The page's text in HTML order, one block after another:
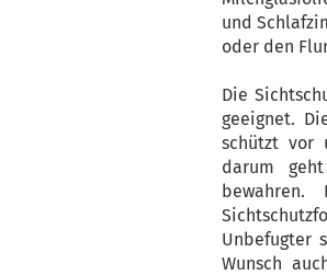
und
oder den
Die
geeignet.
schützt vor
darum
Unbefugter
Wunsch